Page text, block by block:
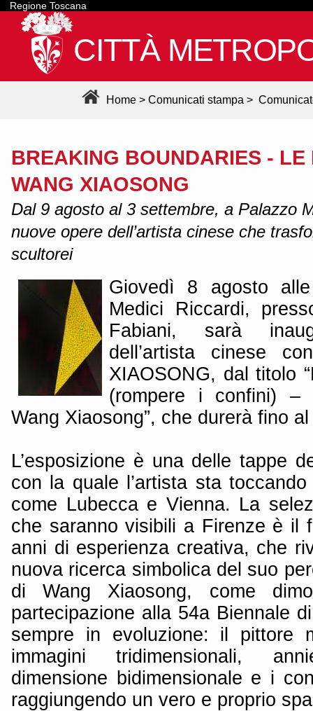
Regione Toscana
CITTÀ
Home > Comunicati stampa >
BREAKING BOUNDARIES - LE
WANG XIAOSONG
Dal 9 agosto al 3 settembre, a Palazzo
nuove opere dell’artista cinese che
scultorei
Giovedì 8 agosto
Medici Riccardi,
Fabiani, sarà
dell’artista cinese
XIAOSONG, dal titolo
(rompere i confini)
Wang Xiaosong”, che durerà fino
L’esposizione è una delle tappe
con la quale l’artista sta
come Lubecca e Vienna. La
che saranno visibili a Firenze è il
anni di esperienza creativa, che
nuova ricerca simbolica del suo
di Wang Xiaosong, come
partecipazione alla 54a Biennale
sempre in evoluzione: il pittore
immagini tridimensionali,
dimensione bidimensionale e i
raggiungendo un vero e proprio